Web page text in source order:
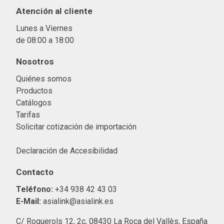
Atención al cliente
Lunes a Viernes
de 08:00 a 18:00
Nosotros
Quiénes somos
Productos
Catálogos
Tarifas
Solicitar cotización de importación
Declaración de Accesibilidad
Contacto
Teléfono: +34 938 42 43 03
E-Mail: asialink@asialink.es
C/ Roquerols 12, 2c, 08430 La Roca del Vallès, España